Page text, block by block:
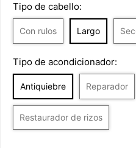
Tipo de cabello:
Con rulos Largo
Tipo de acondicionador:
Antiquiebre Reparador
Restaurador de rizos